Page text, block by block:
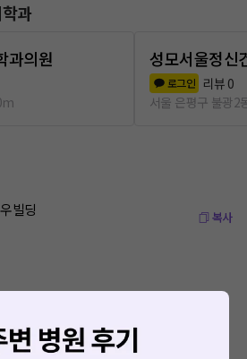
과
과의원
성모서울정신
로그인 리뷰 0
서울 은평구 불광2
빌딩 복사